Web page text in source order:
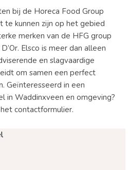
bij de Horeca Food Group
te kunnen zijn op het gebied
merken van de HFG group
Elsco is meer dan alleen
en slagvaardige
om samen een perfect
Geïnteresseerd in een
in Waddinxveen en omgeving?
contactformulier.